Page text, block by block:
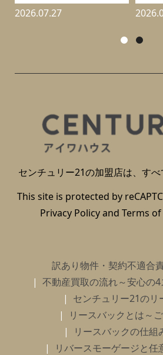
2026.07.27
センチュリー21の加盟店は、すべ
This site is protected by
Privacy Policyand Terms
訳あり物件・契約不適合
不動産買取の流れ～安心の
センチュリー21のリ
リースバックとは～
リースバックの仕組
リバースモーゲージと任